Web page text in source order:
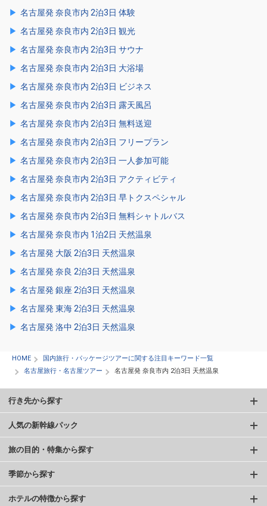
名古屋発 奈良市内 2泊3日 体験
名古屋発 奈良市内 2泊3日 観光
名古屋発 奈良市内 2泊3日 サウナ
名古屋発 奈良市内 2泊3日 大浴場
名古屋発 奈良市内 2泊3日 ビジネス
名古屋発 奈良市内 2泊3日 露天風呂
名古屋発 奈良市内 2泊3日 無料送迎
名古屋発 奈良市内 2泊3日 フリープラン
名古屋発 奈良市内 2泊3日 一人参加可能
名古屋発 奈良市内 2泊3日 アクティビティ
名古屋発 奈良市内 2泊3日 早トクスペシャル
名古屋発 奈良市内 2泊3日 無料シャトルバス
名古屋発 奈良市内 1泊2日 天然温泉
名古屋発 大阪 2泊3日 天然温泉
名古屋発 奈良 2泊3日 天然温泉
名古屋発 銀座 2泊3日 天然温泉
名古屋発 東海 2泊3日 天然温泉
名古屋発 洛中 2泊3日 天然温泉
HOME
国内旅行・パッケージツアーに関する注目キーワード一覧
名古屋旅行・名古屋ツアー
名古屋発 奈良市内 2泊3日 天然温泉
行き先から探す
人気の新幹線パック
旅の目的・特集から探す
季節から探す
ホテルの特徴から探す